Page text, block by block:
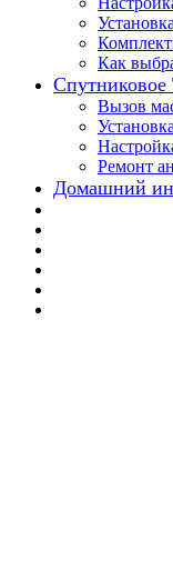
Как
Вызов
Ремонт
Домашний